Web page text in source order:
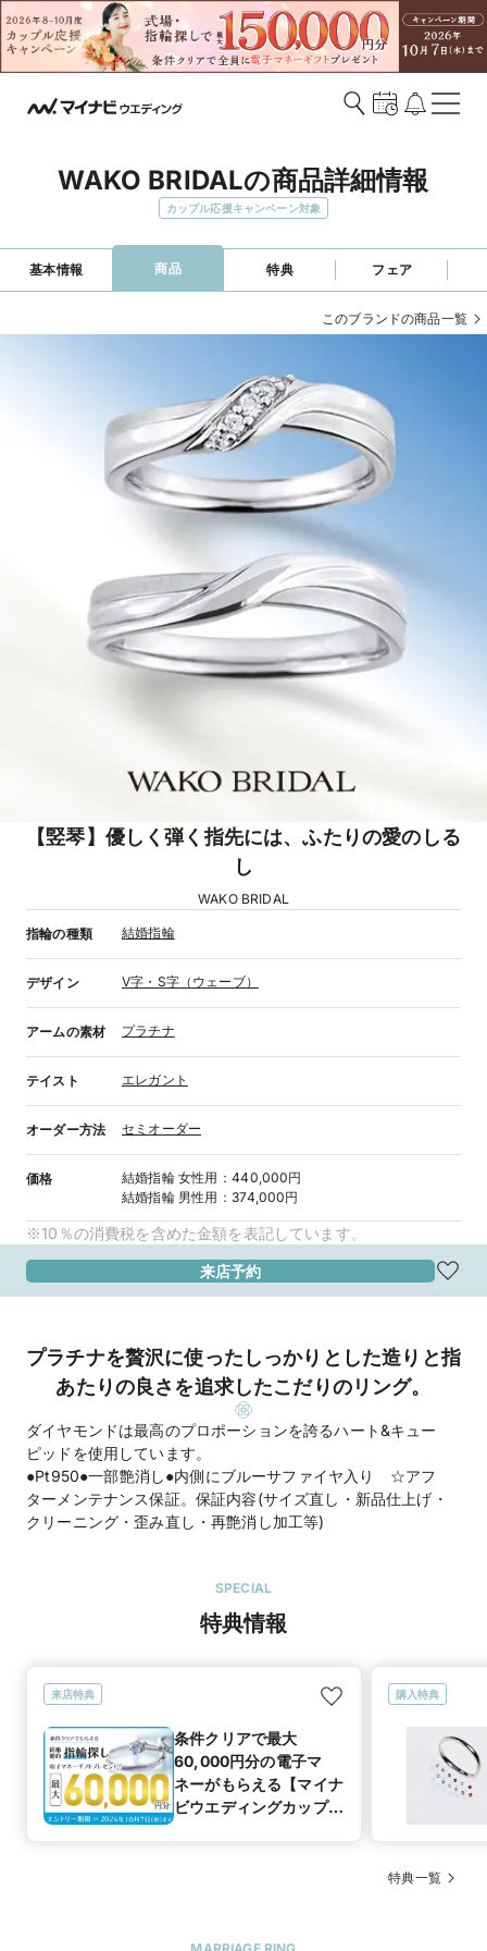
WAKO BRIDALの商品詳細情報
カップル応援キャンペーン対象
基本情報 商品 特典 フェア
このブランドの商品一覧
【竪琴】優しく弾く指先には、ふたりの愛のしる
し
WAKO BRIDAL
指輪の種類 結婚指輪
デザイン V字・S字（ウェーブ）
アームの素材 プラチナ
テイスト エレガント
オーダー方法 セミオーダー
価格 結婚指輪 女性用 ：440,000円
結婚指輪 男性用 ： 374,000円
※10％の消費税を含めた金額を表記しています。
来店予約
プラチナを贅沢に使ったしっかりとした造りと指
あたりの良さを追求したこだりのリング。
ダイヤモンドは最高のプロポーションを誇るハート&キュー
ピッドを使用しています。
●Pt950●一部艶消し●内側にブルーサファイヤ入り ☆アフ
ターメンテナンス保証。保証内容(サイズ直し・新品仕上げ・
クリーニング・歪み直し・再艶消し加工等)
SPECIAL
特典情報
来店特典
条件クリアで最大
60,000円分の電子マ
ネーがもらえる【マイナ
ビウエディングカップル
購入特典
特典一覧